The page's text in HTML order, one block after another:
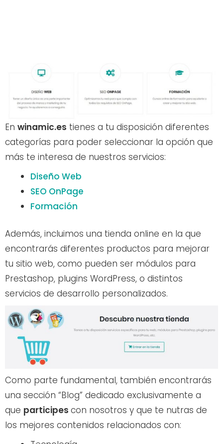
En winamic.es tienes a tu disposición diferentes
categorías para poder seleccionar la opción que
más te interesa de nuestros servicios:
Diseño Web
SEO OnPage
Formación
Además, incluimos una tienda online en la que
encontrarás diferentes productos para mejorar
tu sitio web, como pueden ser módulos para
Prestashop, plugins WordPress, o distintos
servicios de desarrollo personalizados.
Como parte fundamental, también encontrarás
una sección “Blog” dedicado exclusivamente a
que participes con nosotros y que te nutras de
los mejores contenidos relacionados con: